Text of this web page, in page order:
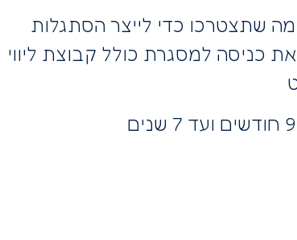
שתצטרכו כדי לייצר הסתגלות
כניסה למסגרת כולל קבוצת ליווי